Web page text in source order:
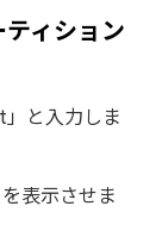
ィション
と入力しま
表示させま